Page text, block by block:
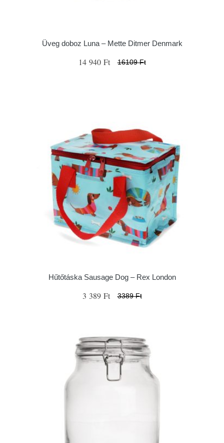
Üveg doboz Luna – Mette Ditmer Denmark
14 940 Ft 16109 Ft
Hűtőtáska Sausage Dog – Rex London
3 389 Ft 3389 Ft